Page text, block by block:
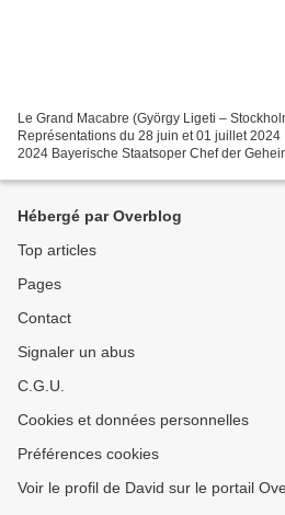
Le Grand Macabre (György Ligeti –
Représentations du 28 juin et 01 juillet
2024 Bayerische Staatsoper Chef der
Hébergé par Overblog
Top articles
Pages
Contact
Signaler un abus
C.G.U.
Cookies et données personnelles
Préférences cookies
Voir le profil de David sur le portail